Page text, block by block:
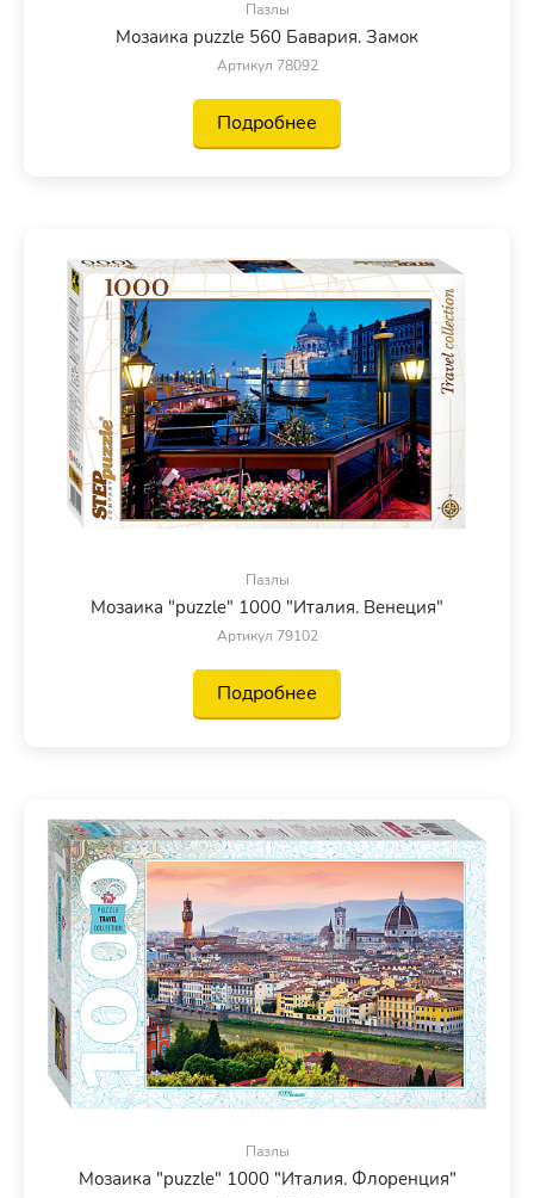
Пазлы
Мозаика puzzle 560 Бавария. Замок
Артикул 78092
Подробнее
Пазлы
Мозаика "puzzle" 1000 "Италия. Венеция"
Артикул 79102
Подробнее
Пазлы
Мозаика "puzzle" 1000 "Италия. Флоренция"